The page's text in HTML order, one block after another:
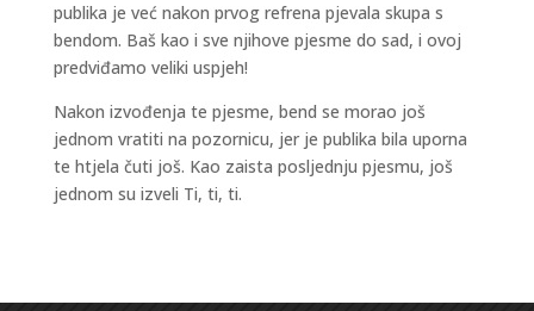
publika je već nakon prvog refrena pjevala skupa s
bendom. Baš kao i sve njihove pjesme do sad, i ovoj
predviđamo veliki uspjeh!
Nakon izvođenja te pjesme, bend se morao još
jednom vratiti na pozornicu, jer je publika bila uporna
te htjela čuti još. Kao zaista posljednju pjesmu, još
jednom su izveli Ti, ti, ti.